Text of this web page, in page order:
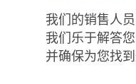
我们的销售人
我们乐于解答您
并确保为您找